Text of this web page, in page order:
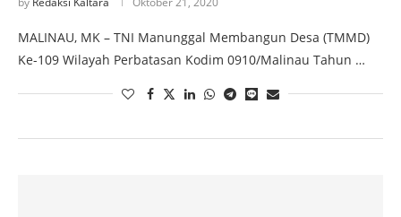
MALINAU, MK – TNI Manunggal Membangun Desa (TMMD)
Ke-109 Wilayah Perbatasan Kodim 0910/Malinau Tahun …